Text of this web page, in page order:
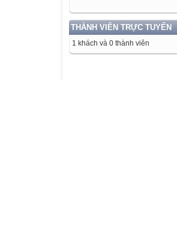
THÀNH VIÊN TRỰC TUYẾN
1 khách và 0 thành viên